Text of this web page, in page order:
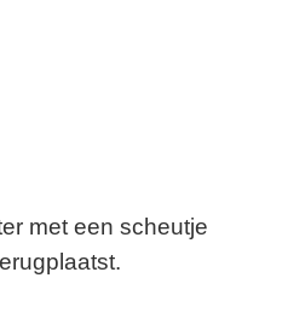
met een scheutje